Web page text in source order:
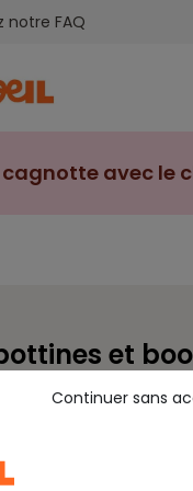
notre FAQ
avec le
et
Continuer sans